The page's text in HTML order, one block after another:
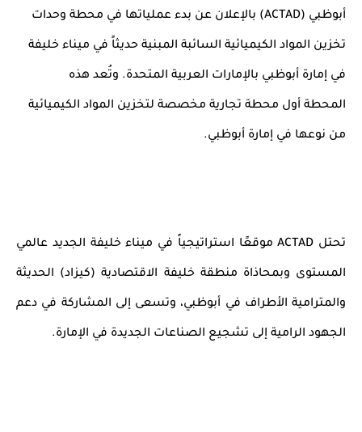
أبوظبي (ACTAD) بالإعلان عن بدء عملياتها في محطة وحدات
تخزين المواد الكيميائية السائبة المبنية حديثاً في ميناء خليفة
في إمارة أبوظبي بالإمارات العربية المتحدة. وتُعد هذه
المحطة أول محطة تجارية مخصصة لتخزين المواد الكيميائية
من نوعها في إمارة أبوظبي.
تحتل ACTADموقعًا استراتيجياً في ميناء خليفة الجديد عالمي
المستوى وبمحاذاة منطقة خليفة الاقتصادية (كيزاد) الحديثة
والمترامية الأطراف في أبوظبي، وتسعى إلى المشاركة في دعم
الجهود الرامية إلى تشجيع الصناعات الجديدة في الإمارة.